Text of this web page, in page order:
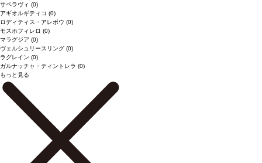
サペラヴィ (0)
アギオルギティコ (0)
ロディティス・アレポウ (0)
モスホフィレロ (0)
マラグジア (0)
ヴェルシュリースリング (0)
ラグレイン (0)
ガルナッチャ・ティントレラ (0)
もっと見る